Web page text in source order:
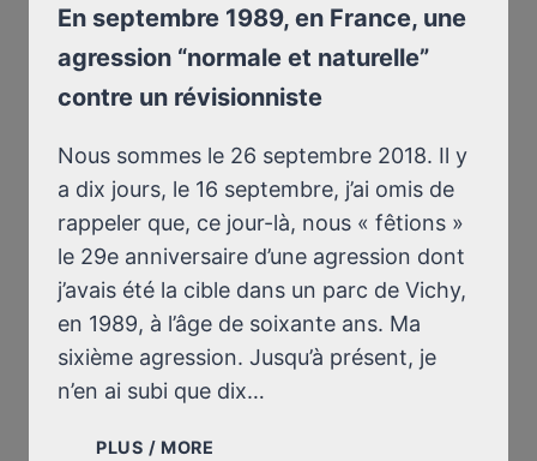
En septembre 1989, en France, une
agression “normale et naturelle”
contre un révisionniste
Nous sommes le 26 septembre 2018. Il y
a dix jours, le 16 septembre, j’ai omis de
rappeler que, ce jour-là, nous « fêtions »
le 29e anniversaire d’une agression dont
j’avais été la cible dans un parc de Vichy,
en 1989, à l’âge de soixante ans. Ma
sixième agression. Jusqu’à présent, je
n’en ai subi que dix…
PLUS / MORE